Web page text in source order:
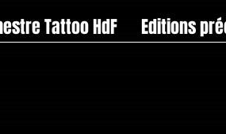
Tattoo HdF Editions